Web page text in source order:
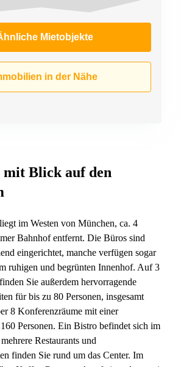
Mietobjekte
in der Nähe
mit Blick auf den
im Westen von München, ca. 4
Bahnhof entfernt. Die Büros sind
eingerichtet, manche verfügen sogar
ruhigen und begrünten Innenhof. Auf 3
Sie außerdem hervorragende
für bis zu 80 Personen, insgesamt
8 Konferenzräume mit einer
Personen. Ein Bistro befindet sich im
Restaurants und
finden Sie rund um das Center. Im